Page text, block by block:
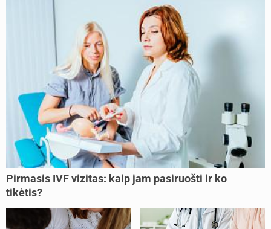
Pirmasis IVF vizitas: kaip jam pasiruošti ir ko
tikėtis?